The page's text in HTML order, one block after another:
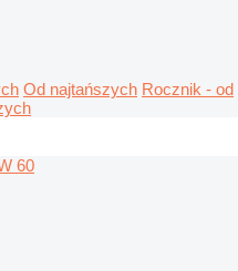
Od najtańszych Rocznik - od